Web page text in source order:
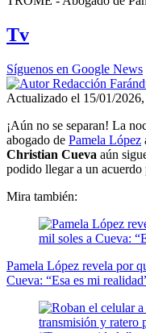
of
15
Tv
Síguenos en Google News
Actualizado el 15/01/
¡Aún no se separan! La
abogado de Pamela López
Christian Cueva aún
podido llegar a un
Mira también:
Pamela López revela por
Cueva: “Esa es mi